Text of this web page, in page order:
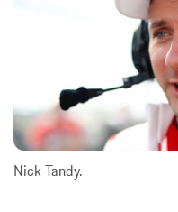
Nick Tandy.